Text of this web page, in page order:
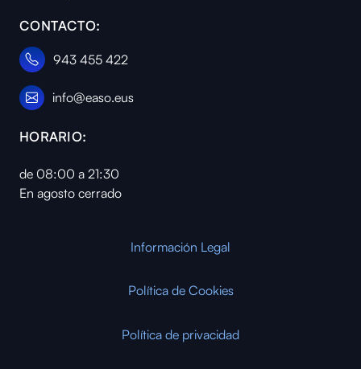
CONTACTO:
943 455 422
info@easo.eus
HORARIO:
de 08:00 a 21:30
En agosto cerrado
Información Legal
Política de Cookies
Política de privacidad